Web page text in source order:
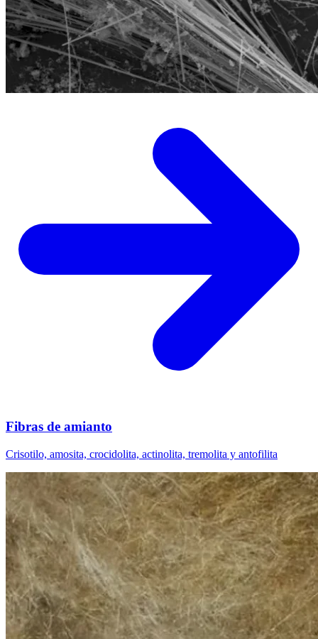
Fibras de amianto
Crisotilo, amosita, crocidolita, actinolita, tremolita y antofilita